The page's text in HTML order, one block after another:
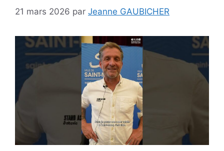
21 mars 2026 par Jeanne GAUBICHER